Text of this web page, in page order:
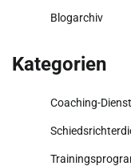
Blogarchiv
Kategorien
Coaching-